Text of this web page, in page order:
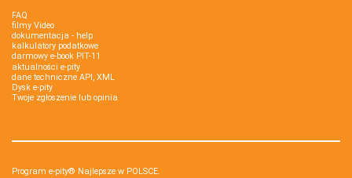
FAQ
filmy Video
dokumentacja - help
kalkulatory podatkowe
darmowy e-book PIT-11
aktualności e-pity
dane techniczne API, XML
Dysk e-pity
Twoje zgłoszenie lub opinia
Program e-pity® Najlepsze w POLSCE.